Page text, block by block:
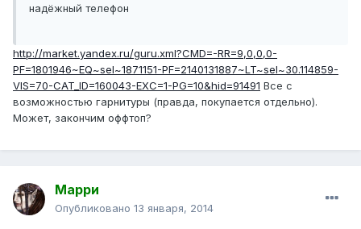
надёжный телефон
http://market.yandex.ru/guru.xml?CMD=-RR=9,0,0,0-
PF=1801946~EQ~sel~1871151-PF=2140131887~LT~sel~30.114859-
VIS=70-CAT_ID=160043-EXC=1-PG=10&hid=91491 Все с
возможностью гарнитуры (правда, покупается отдельно).
Может, закончим оффтоп?
Марри
Опубликовано 13 января, 2014